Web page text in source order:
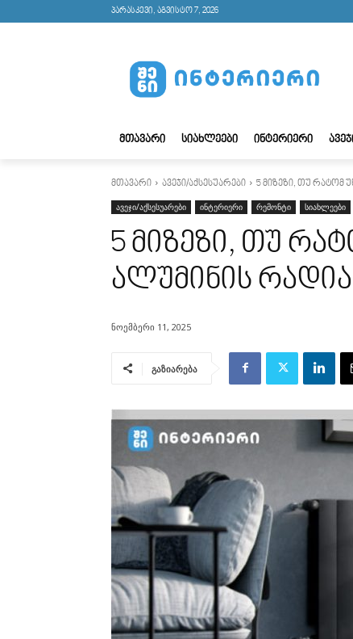
პარასკევი, აგვისტო 7, 2026
ᲛᲗᲐᲕᲐᲠᲘ ᲡᲘᲐᲮᲚᲔᲔᲑᲘ ᲘᲜᲢᲔᲠᲘᲔᲠᲘ
მთავარი ავეჯი/აქსესუარები 5 მიზეზი, თუ რატომ
ავეჯი/აქსესუარები ინტერიერი რემონტი სიახლეები
5 მიზეზი, თუ
ალუმინის
ნოემბერი 11, 2025
გაზიარება